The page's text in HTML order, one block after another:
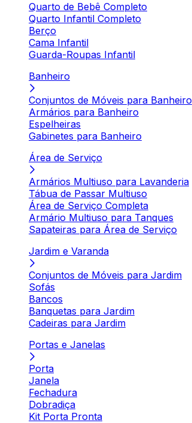
Quarto de Bebê Completo
Quarto Infantil Completo
Berço
Cama Infantil
Guarda-Roupas Infantil
Banheiro
Conjuntos de Móveis para Banheiro
Armários para Banheiro
Espelheiras
Gabinetes para Banheiro
Área de Serviço
Armários Multiuso para Lavanderia
Tábua de Passar Multiuso
Área de Serviço Completa
Armário Multiuso para Tanques
Sapateiras para Área de Serviço
Jardim e Varanda
Conjuntos de Móveis para Jardim
Sofás
Bancos
Banquetas para Jardim
Cadeiras para Jardim
Portas e Janelas
Porta
Janela
Fechadura
Dobradiça
Kit Porta Pronta